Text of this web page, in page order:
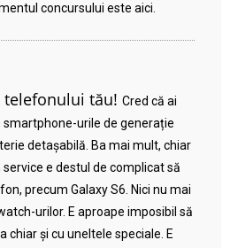
concursului este aici.
telefonului tău! Cred că ai
urile de generație
detașabilă. Ba mai mult, chiar
e destul de complicat să
precum Galaxy S6. Nici nu mai
urilor. E aproape imposibil să
chiar și cu uneltele speciale. E